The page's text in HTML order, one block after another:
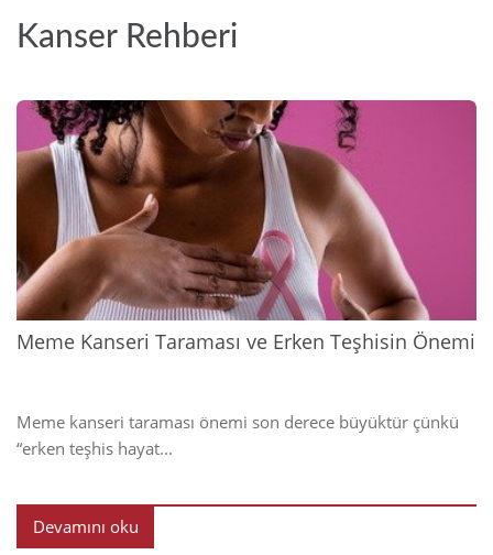
Kanser Rehberi
Meme Kanseri Taraması ve Erken Teşhisin Önemi
Meme kanseri taraması önemi son derece büyüktür çünkü
“erken teşhis hayat...
Devamını oku